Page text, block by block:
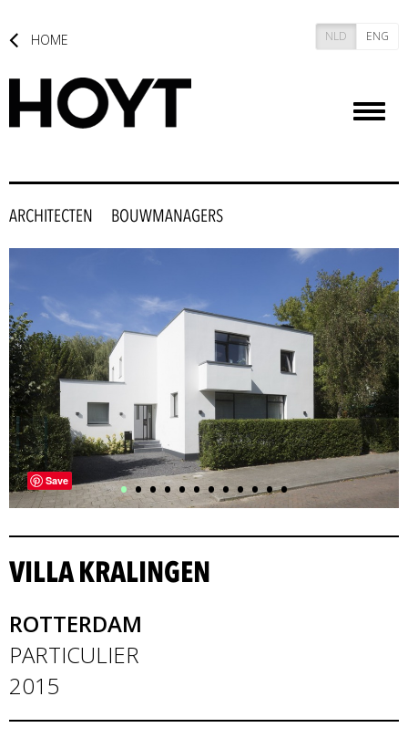
HOME NLD ENG
ARCHITECTEN BOUWMANAGERS
••••••••••••
Save
VILLA KRALINGEN
ROTTERDAM
PARTICULIER
2015